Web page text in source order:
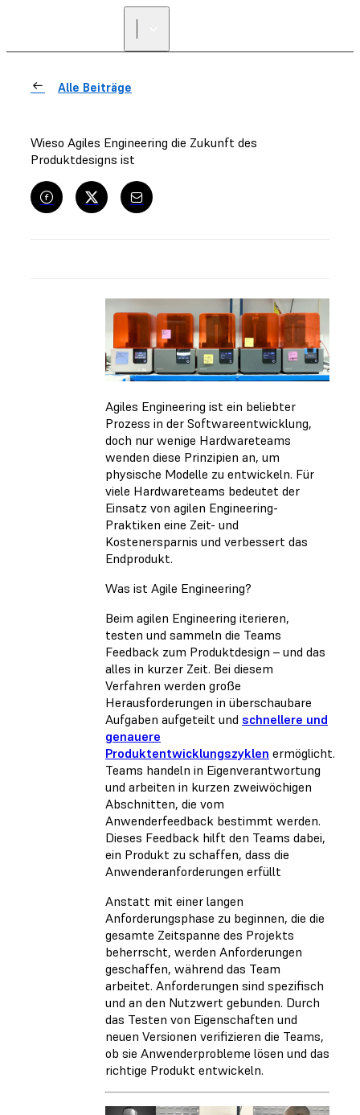
Alle Beiträge
Wieso Agiles Engineering die Zukunft des
Produktdesigns ist
Agiles Engineering ist ein beliebter
Prozess in der Softwareentwicklung,
doch nur wenige Hardwareteams
wenden diese Prinzipien an, um
physische Modelle zu entwickeln. Für
viele Hardwareteams bedeutet der
Einsatz von agilen Engineering-
Praktiken eine Zeit- und
Kostenersparnis und verbessert das
Endprodukt.
Was ist Agile Engineering?
Beim agilen Engineering iterieren,
testen und sammeln die Teams
Feedback zum Produktdesign – und das
alles in kurzer Zeit. Bei diesem
Verfahren werden große
Herausforderungen in überschaubare
Aufgaben aufgeteilt und schnellere und
genauere
Produktentwicklungszyklen ermöglicht.
Teams handeln in Eigenverantwortung
und arbeiten in kurzen zweiwöchigen
Abschnitten, die vom
Anwenderfeedback bestimmt werden.
Dieses Feedback hilft den Teams dabei,
ein Produkt zu schaffen, dass die
Anwenderanforderungen erfüllt
Anstatt mit einer langen
Anforderungsphase zu beginnen, die die
gesamte Zeitspanne des Projekts
beherrscht, werden Anforderungen
geschaffen, während das Team
arbeitet. Anforderungen sind spezifisch
und an den Nutzwert gebunden. Durch
das Testen von Eigenschaften und
neuen Versionen verifizieren die Teams,
ob sie Anwenderprobleme lösen und das
richtige Produkt entwickeln.